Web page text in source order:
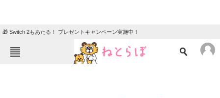
🎁 Switch 2もあたる！ プレゼントキャンペーン実施中！